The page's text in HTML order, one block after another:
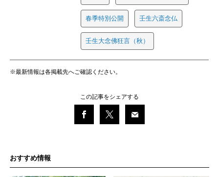
春季特別公開 壬生六斎念仏
壬生大念佛狂言（秋）
※最新情報は各掲載先へご確認ください。
この記事をシェアする
おすすめ情報